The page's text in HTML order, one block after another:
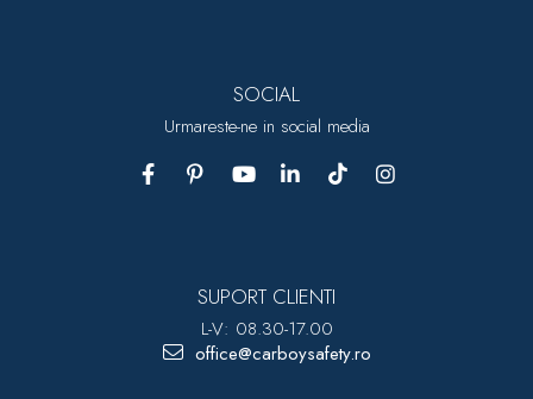
SOCIAL
Urmareste-ne in social media
SUPORT CLIENTI
L-V: 08.30-17.00
office@carboysafety.ro